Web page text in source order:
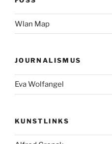
Wlan Map
JOURNALISMUS
Eva Wolfangel
KUNSTLINKS